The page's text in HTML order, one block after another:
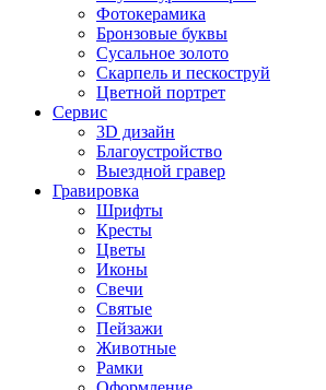
Фотокерамика
Бронзовые буквы
Сусальное золото
Скарпель и пескоструй
Цветной портрет
Сервис
3D дизайн
Благоустройство
Выездной гравер
Гравировка
Шрифты
Кресты
Цветы
Иконы
Свечи
Святые
Пейзажи
Животные
Рамки